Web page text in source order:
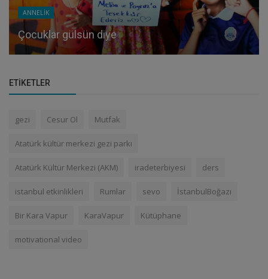
ANNELİK
Çocuklar gülsün diye
ETIKETLER
gezi Cesur Ol Mutfak
Atatürk kültür merkezi gezi parkı
Atatürk Kültür Merkezi (AKM) iradeterbiyesi ders
istanbul etkinlikleri Rumlar sevo İstanbulBoğazı
Bir Kara Vapur KaraVapur Kütüphane
motivational video